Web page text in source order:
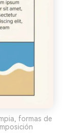
formas de